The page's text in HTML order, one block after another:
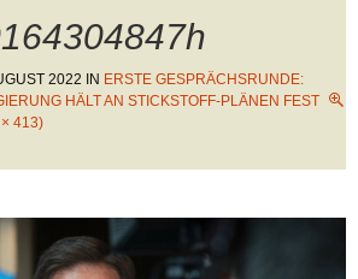
2022 IN ERSTE GESPRÄCHSRUNDE:
HÄLT AN STICKSTOFF-PLÄNEN FEST
413)